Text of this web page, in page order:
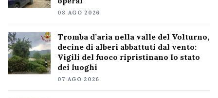
08 AGO 2026
Tromba d’aria nella valle del Volturno,
decine di alberi abbattuti dal vento:
Vigili del fuoco ripristinano lo stato
dei luoghi
07 AGO 2026